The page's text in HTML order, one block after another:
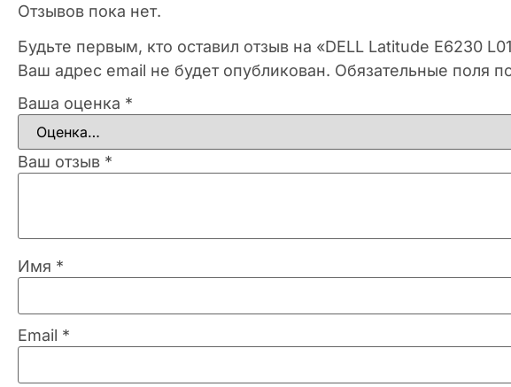
Отзывов пока нет.
Будьте первым, кто оставил отзыв на «DELL Latitude E6230
Ваш адрес email не будет опубликован. Обязательные поля
Ваша оценка *
Ваш отзыв *
Имя *
Email *